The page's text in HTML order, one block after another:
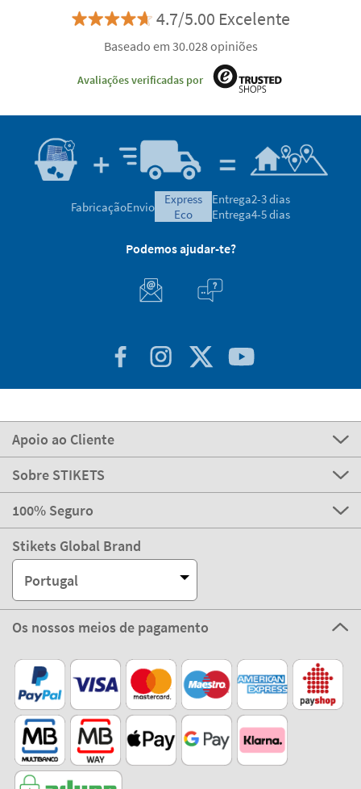
4.7/5.00 Excelente
Baseado em 30.028 opiniões
Avaliações verificadas por
FabricaçãoEnvio
express
eco
Entrega2-3 dias
Entrega4-5 dias
Podemos ajudar-te?
Apoio ao Cliente
Sobre STIKETS
100% Seguro
Stikets Global Brand
Portugal
Os nossos meios de pagamento